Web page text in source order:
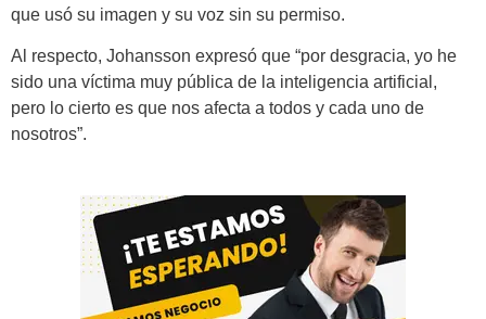
que usó su imagen y su voz sin su permiso.
Al respecto, Johansson expresó que “por desgracia, yo he
sido una víctima muy pública de la inteligencia artificial,
pero lo cierto es que nos afecta a todos y cada uno de
nosotros”.